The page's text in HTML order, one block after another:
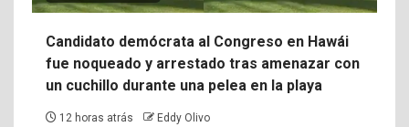
Candidato demócrata al Congreso en Hawái
fue noqueado y arrestado tras amenazar con
un cuchillo durante una pelea en la playa
12 horas atrás Eddy Olivo